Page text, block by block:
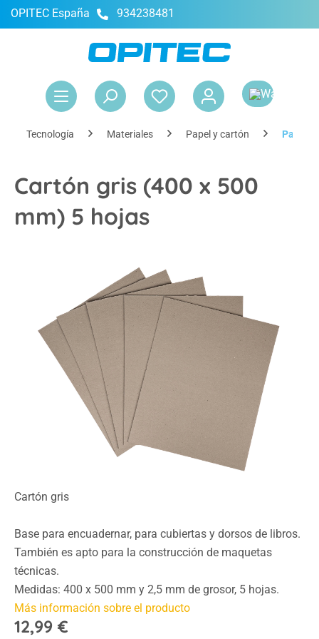
principal
OPITEC España 934238481
Tecnología Materiales Papel y cartón Papel y
Cartón gris (400 x 500
mm) 5 hojas
Cartón gris
Base para encuadernar, para cubiertas y dorsos de libros.
También es apto para la construcción de maquetas
técnicas.
Medidas: 400 x 500 mm y 2,5 mm de grosor, 5 hojas.
Más información sobre el producto
12,99 €